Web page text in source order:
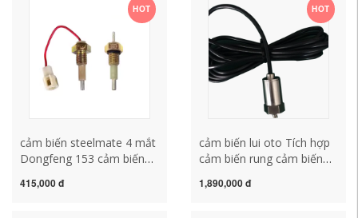
HOT
cảm biến steelmate 4 mắt
Dongfeng 153 cảm biến
xe tải màu tím bồn nước
415,000 đ
HOT
cảm biến lui oto Tích hợp
cảm biến rung cảm biến
Transforter Transforter
1,890,000 đ